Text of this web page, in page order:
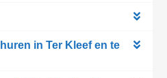
in Ter Kleef en te